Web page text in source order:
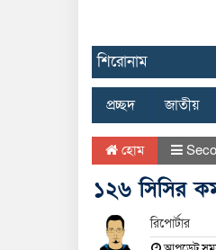
শিরোনাম
প্রচ্ছদ জাতীয়
হোম
১২৬ সিসির
রিপোর্টার